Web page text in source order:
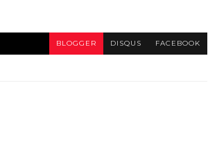
BLOGGER DISQUS FACEBOOK